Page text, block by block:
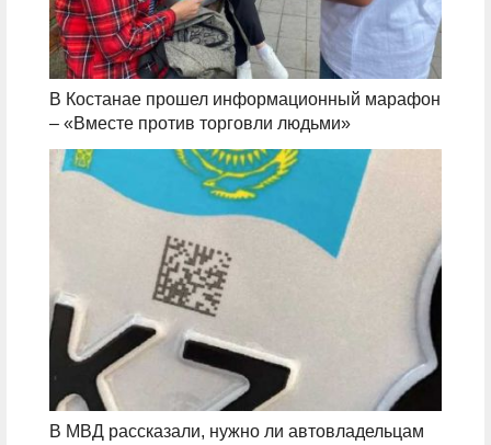
В Костанае прошел информационный марафон
– «Вместе против торговли людьми»
В МВД рассказали, нужно ли автовладельцам